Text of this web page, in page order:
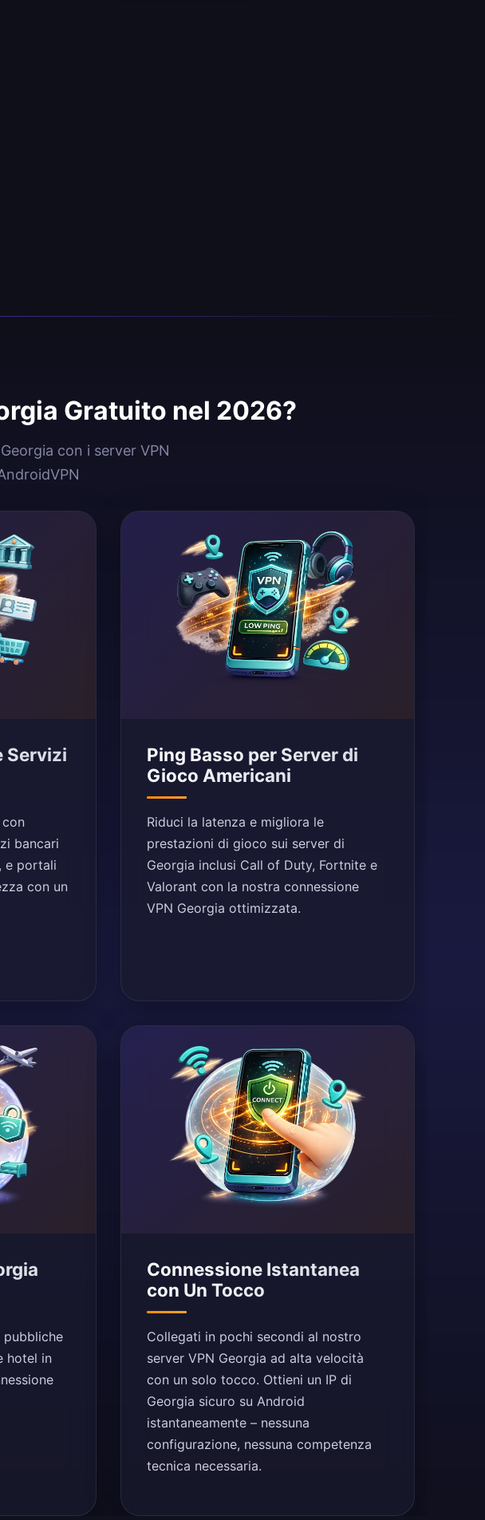
Gratuito nel 2026?
con i server VPN
Servizi
bancari
e portali
con un
Ping Basso per Server di
Gioco Americani
Riduci la latenza e migliora le
prestazioni di gioco sui server di
Georgia inclusi Call of Duty, Fortnite e
Valorant con la nostra connessione
VPN Georgia ottimizzata.
pubbliche
hotel in
Connessione Istantanea
con Un Tocco
Collegati in pochi secondi al nostro
server VPN Georgia ad alta velocità
con un solo tocco. Ottieni un IP di
Georgia sicuro su Android
istantaneamente – nessuna
configurazione, nessuna competenza
tecnica necessaria.